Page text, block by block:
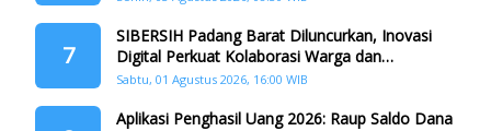
7
SIBERSIH Padang Barat Diluncurkan, Inovasi
Digital Perkuat Kolaborasi Warga dan
Pemerintah Atasi Persampahan
Sabtu, 01 Agustus 2026, 16:00 WIB
Aplikasi Penghasil Uang 2026: Raup Saldo Dana